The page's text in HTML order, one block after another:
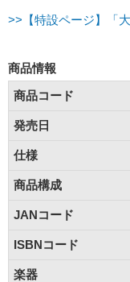
>>【特設ページ】「
商品情報
商品コード
発売日
仕様
商品構成
JANコード
ISBNコード
楽器